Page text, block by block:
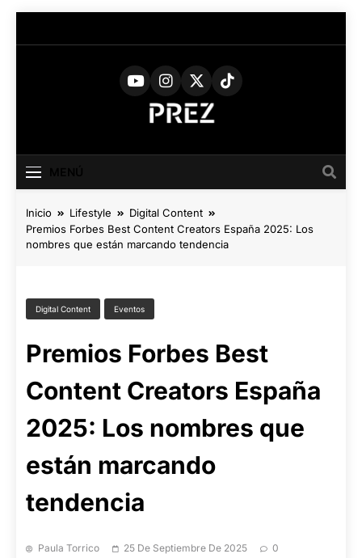
al
PREZ
MAGAZINE
Cultural
Inicio Lifestyle
Digital Content
Premios Forbes Best Content Creators España 2025: Los
nombres que están marcando tendencia
Digital Content Eventos
Premios Forbes Best
Content Creators España
2025: Los nombres que
están marcando
tendencia
Paula Torrico 25 De Septiembre De 2025 0